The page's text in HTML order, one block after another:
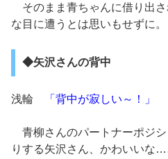
そのまま青ちゃんに借り出
な目に遭うとは思いもせずに。
◆矢沢さんの背中
浅輪 「背中が寂しい～！」
青柳さんのパートナーポジ
りする矢沢さん、かわいいな